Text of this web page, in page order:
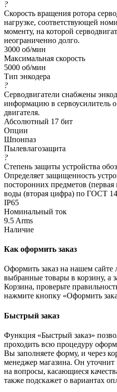
?
Скорость вращения ротора
нагрузке, соответствующей
моменту, на которой
неограниченно долго.
3000 об/мин
Максимальная скорость
5000 об/мин
Тип энкодера
?
Серводвигатели снабжены
информацию в сервоусилитель
двигателя.
Абсолютный 17 бит
Опции
Шпонпаз
Пылевлагозащита
?
Степень защиты устройства
Определяет защищенность
посторонних предметов
воды (вторая цифра) по ГОСТ
IP65
Номинальный ток
9.5 Arms
Наличие
Как оформить заказ
Оформить заказ на нашем сайте
выбранные товары в корзину, а
Корзина, проверьте
нажмите кнопку «Оформить
Быстрый заказ
Функция «Быстрый заказ»
проходить всю процедуру
Вы заполняете форму, и через
менеджер магазина. Он уточнит
на вопросы, касающиеся
также подскажет о вариантах